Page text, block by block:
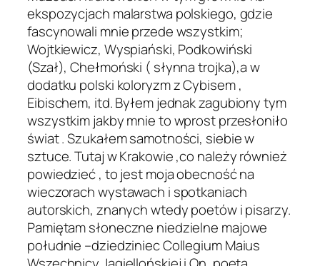
ekspozycjach malarstwa polskiego, gdzie
fascynowali mnie przede wszystkim;
Wojtkiewicz, Wyspiański, Podkowiński
(Szał), Chełmoński ( słynna trojka),a w
dodatku polski koloryzm z Cybisem ,
Eibischem, itd. Byłem jednak zagubiony tym
wszystkim jakby mnie to wprost przesłoniło
świat . Szukałem samotności, siebie w
sztuce. Tutaj w Krakowie ,co należy również
powiedzieć , to jest moja obecność na
wieczorach wystawach i spotkaniach
autorskich, znanych wtedy poetów i pisarzy.
Pamiętam słoneczne niedzielne majowe
południe –dziedziniec Collegium Maius